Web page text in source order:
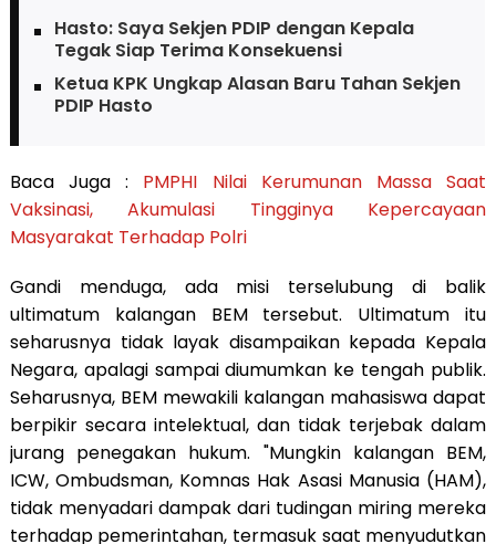
Hasto: Saya Sekjen PDIP dengan Kepala
Tegak Siap Terima Konsekuensi
Ketua KPK Ungkap Alasan Baru Tahan Sekjen
PDIP Hasto
Baca Juga : PMPHI Nilai Kerumunan Massa Saat
Vaksinasi, Akumulasi Tingginya Kepercayaan
Masyarakat Terhadap Polri
Gandi menduga, ada misi terselubung di balik
ultimatum kalangan BEM tersebut. Ultimatum itu
seharusnya tidak layak disampaikan kepada Kepala
Negara, apalagi sampai diumumkan ke tengah publik.
Seharusnya, BEM mewakili kalangan mahasiswa dapat
berpikir secara intelektual, dan tidak terjebak dalam
jurang penegakan hukum. "Mungkin kalangan BEM,
ICW, Ombudsman, Komnas Hak Asasi Manusia (HAM),
tidak menyadari dampak dari tudingan miring mereka
terhadap pemerintahan, termasuk saat menyudutkan